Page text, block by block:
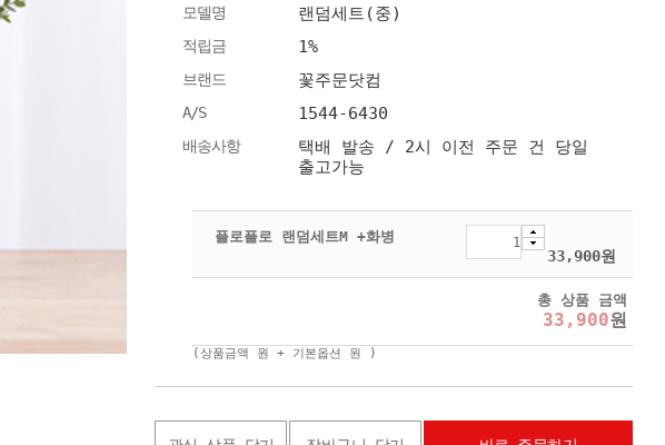
모델명 랜덤세트(중)
적립금 1%
브랜드 꽃주문닷컴
A/S 1544-6430
배송사항
택배 발송 / 2시 이전 주문 건 당일
출고가능
플로플로 랜덤세트M +화병
33,900원
총 상품 금액
33,900원
(상품금액 원 + 기본옵션 원 )